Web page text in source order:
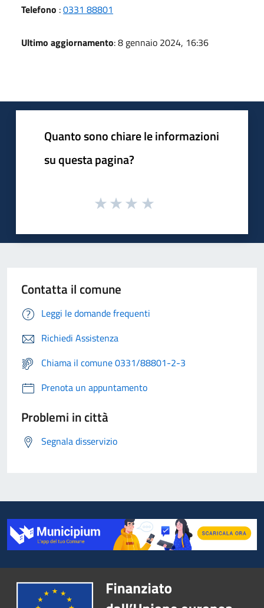
Telefono :0331 88801
Ultimo aggiornamento: 8 gennaio 2024, 16:36
Quanto sono chiare le informazioni
su questa pagina?
Contatta il comune
Leggi le domande frequenti
Richiedi Assistenza
Chiama il comune 0331/88801-2-3
Prenota un appuntamento
Problemi in città
Segnala disservizio